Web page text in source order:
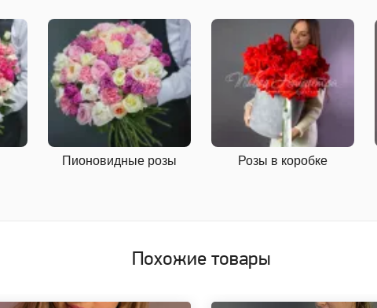
Пионовидные розы Розы в коробке
Похожие товары